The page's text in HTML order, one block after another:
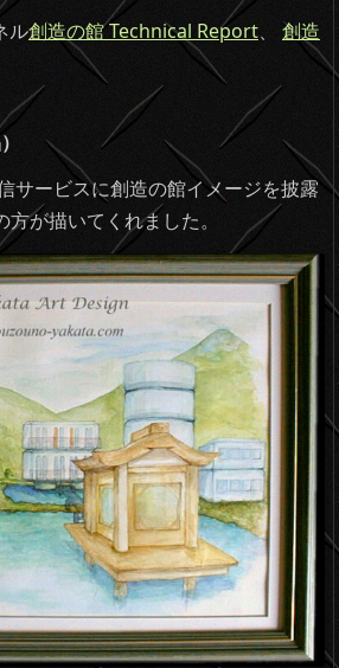
ル創造の館 Technical Report、 創造
サービスに創造の館イメージを披露
が描いてくれました。